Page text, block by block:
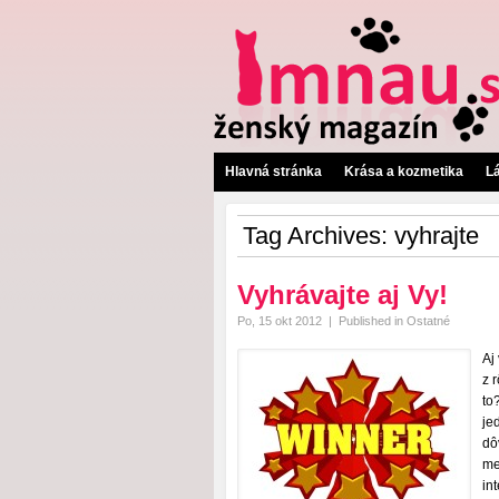
Hlavná stránka Krása a kozmetika
Tag Archives: vyhrajte
Vyhrávajte aj Vy!
Po, 15 okt 2012 | Published in Ostatné
Aj
z